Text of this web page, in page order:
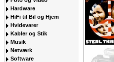
Hardware
HiFi til Bil og Hjem
Hvidevarer
Kabler og Stik
Musik
Netværk
Software